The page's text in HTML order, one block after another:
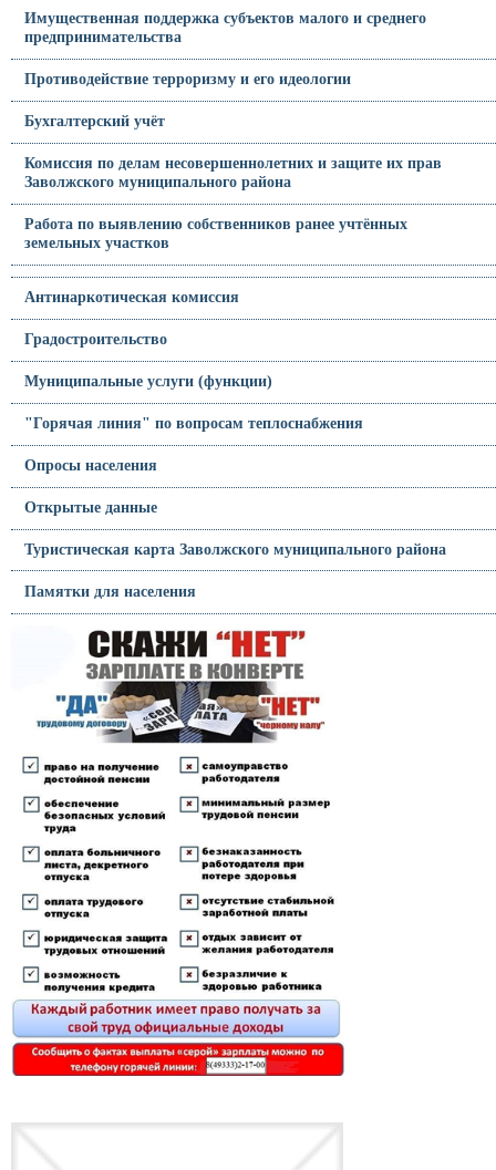
Имущественная поддержка субъектов малого и среднего
предпринимательства
Противодействие терроризму и его идеологии
Бухгалтерский учёт
Комиссия по делам несовершеннолетних и защите их прав
Заволжского муниципального района
Работа по выявлению собственников ранее учтённых
земельных участков
Антинаркотическая комиссия
Градостроительство
Муниципальные услуги (функции)
"Горячая линия" по вопросам теплоснабжения
Опросы населения
Открытые данные
Туристическая карта Заволжского муниципального района
Памятки для населения